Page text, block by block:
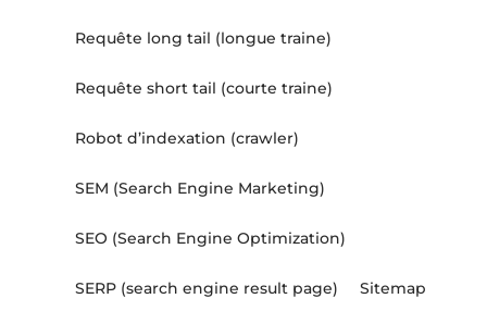
Requête long tail (longue traine)
Requête short tail (courte traine)
Robot d’indexation (crawler)
SEM (Search Engine Marketing)
SEO (Search Engine Optimization)
SERP (search engine result page) Sitemap